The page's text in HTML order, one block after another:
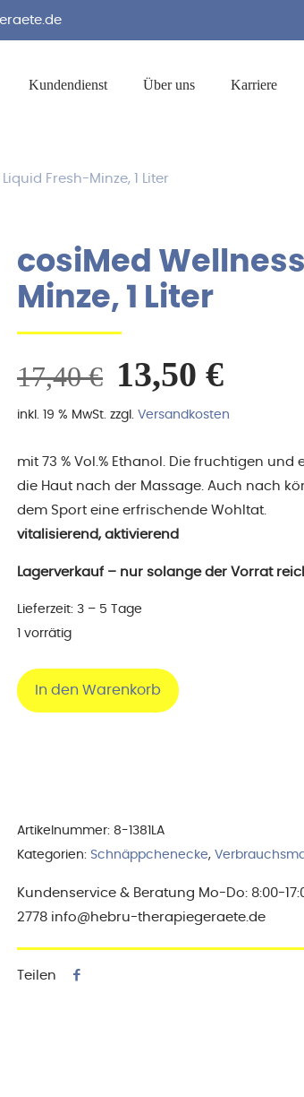
Kundendienst Über uns Karriere
Fresh-Minze, 1 Liter
cosiMed
Minze, 1 Liter
17,40€
Preis
war:
17,40 €
13,50 €
Preis
ist:
inkl. 19 % MwSt. zzgl. Versandkosten
mit 73 % Vol.% Ethanol. Die fruchtigen
die Haut nach der Massage. Auch nach
dem Sport eine erfrischende Wohltat.
vitalisierend, aktivierend
Lagerverkauf – nur solange der Vorrat
Lieferzeit: 3 – 5 Tage
1 vorrätig
In den Warenkorb
Artikelnummer: 8-1381LA
Kategorien: Schnäppchenecke,
Kundenservice & Beratung Mo-Do: 8:00-
2778 info@hebru-therapiegeraete.de
Teilen